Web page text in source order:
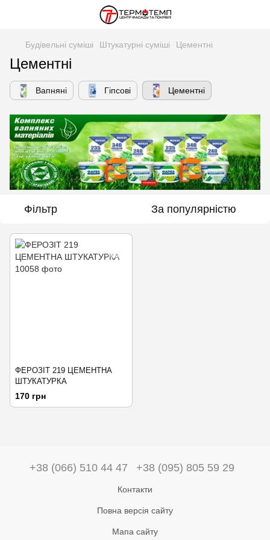
Будівельні суміші Штукатурні суміші Цементні
Цементні
Вапняні Гіпсові Цементні
Фільтр За популярністю
ФЕРОЗІТ 219 ЦЕМЕНТНА
ШТУКАТУРКА
170 грн
+38 (066) 510 44 47 +38 (095) 805 59 29
Контакти
Повна версія сайту
Мапа сайту